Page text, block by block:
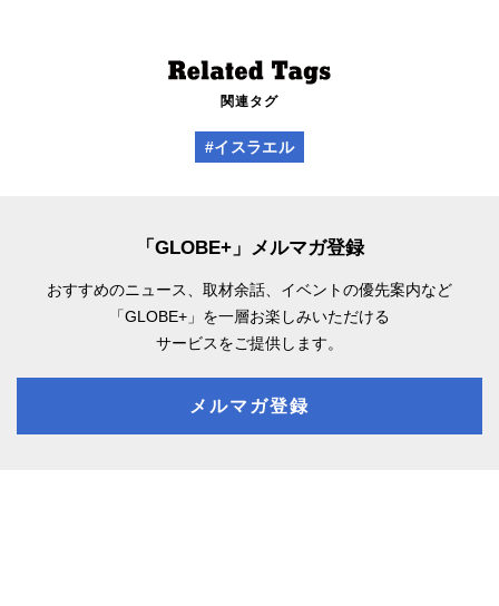
関連タグ
#イスラエル
「GLOBE+」メルマガ登録
おすすめのニュース、取材余話、 イベントの優先案内など
「GLOBE+」を一層お楽しみいただける
サービスをご提供します。
メルマガ登録